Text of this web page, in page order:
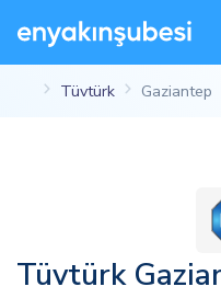
Tüvtürk Gaziantep
Tüvtürk